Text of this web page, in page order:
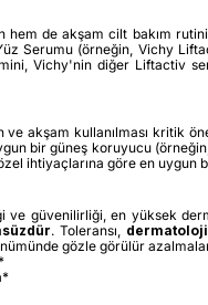
de akşam cilt bakım
Serumu (örneğin, Vichy
Vichy'nin diğer Liftactiv
akşam kullanılması kritik
bir güneş koruyucu
ihtiyaçlarına göre en
güvenilirliği, en yüksek
. Toleransı,
gözle görülür